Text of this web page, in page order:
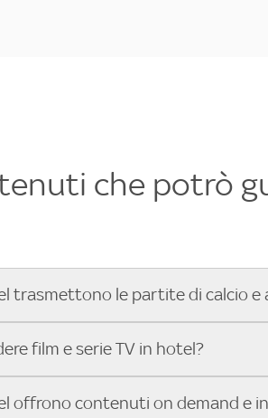
che potrò
trasmettono le partite di calcio
hotel dove poter vedere le partite di
gli eventi sportivi.
film e serie TV in hotel?
che hanno Sky in camera offrono una
offrono contenuti on demand e